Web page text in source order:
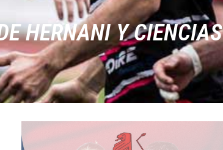
HERNANI Y CIENCIAS